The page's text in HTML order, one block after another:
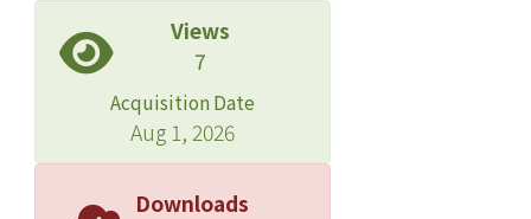
Views
7
Acquisition Date
Aug 1, 2026
Downloads